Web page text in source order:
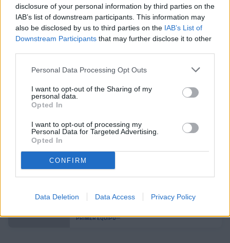
disclosure of your personal information by third parties on the
IAB’s list of downstream participants. This information may
also be disclosed by us to third parties on the IAB’s List of
Downstream Participants that may further disclose it to other
Personal Data Processing Opt Outs
I want to opt-out of the Sharing of my
personal data.
Opted In
I want to opt-out of processing my
Personal Data for Targeted Advertising.
Opted In
CONFIRM
Data Deletion Data Access Privacy Policy
Noticias relacionadas
PRIMER EQUIPO
Aron Rodrigo, cedido al Mirandés
Lautaro Spatz refuerza el eje de la
defensa tricolor
PRIMER EQUIPO
Gael Alonso, operado con éxito de la
PRIMER EQUIPO